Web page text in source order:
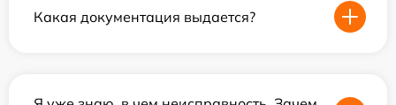
Какая документация выдается?